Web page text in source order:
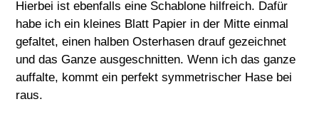
Hierbei ist ebenfalls eine Schablone hilfreich. Dafür
habe ich ein kleines Blatt Papier in der Mitte einmal
gefaltet, einen halben Osterhasen drauf gezeichnet
und das Ganze ausgeschnitten. Wenn ich das ganze
auffalte, kommt ein perfekt symmetrischer Hase bei
raus.